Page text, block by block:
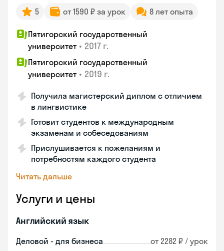
5 от 1590 ₽ за урок 8 лет опыта
Пятигорский государственный
университет • 2017 г.
Пятигорский государственный
университет • 2019 г.
Получила магистерский диплом с отличием
в лингвистике
Готовит студентов к международным
экзаменам и собеседованиям
Прислушивается к пожеланиям и
потребностям каждого студента
Читать дальше
Услуги и цены
Английский язык
Деловой - для бизнеса от 2282 ₽ / урок